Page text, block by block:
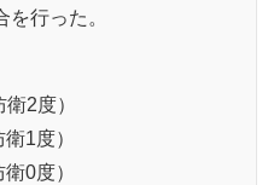
行った。
2度）
1度）
0度）